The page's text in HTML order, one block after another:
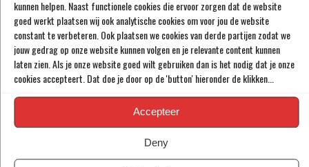
kunnen helpen. Naast functionele cookies die ervoor zorgen dat de website
goed werkt plaatsen wij ook analytische cookies om voor jou de website
constant te verbeteren. Ook plaatsen we cookies van derde partijen zodat we
jouw gedrag op onze website kunnen volgen en je relevante content kunnen
laten zien. Als je onze website goed wilt gebruiken dan is het nodig dat je onze
cookies accepteert. Dat doe je door op de 'button' hieronder de klikken...
Accepteer
Deny
‘SHAQUEEL VAN PERSIE BRENGT FEYENOORD
IETS EXTRA’S’
DEFINITIEF: IN-BEOM HWANG ZET LOOPBAAN
VOORT BIJ FC PORTO